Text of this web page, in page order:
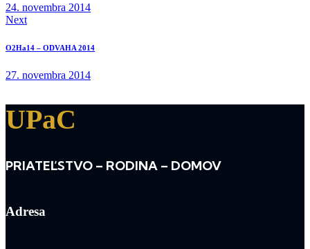
24. novembra 2014
Next
O2Ha14 – ODVAHA 2014
27. novembra 2014
UPaC
PRIATEĽSTVO – RODINA – DOMOV
Adresa